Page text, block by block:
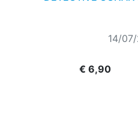
14/
€ 6,90